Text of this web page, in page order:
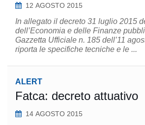
12 AGOSTO 2015
In allegato il decreto 31 luglio 2015
dell’Economia e delle Finanze
Gazzetta Ufficiale n. 185 dell’11
riporta le specifiche tecniche e le ...
ALERT
Fatca: decreto attuativo
14 AGOSTO 2015